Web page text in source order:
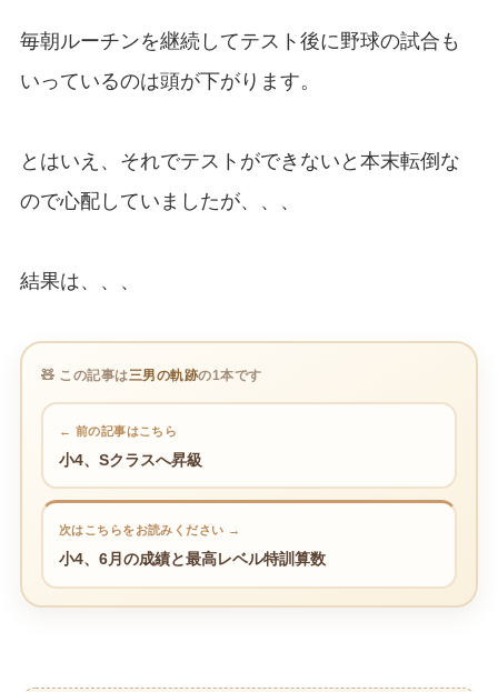
毎朝ルーチンを継続してテスト後に野球の試合も
いっているのは頭が下がります。
とはいえ、それでテストができないと本末転倒な
ので心配していましたが、、、
結果は、、、
🧸 この記事は三男の軌跡の1本です
← 前の記事はこちら
小4、Sクラスへ昇級
次はこちらをお読みください →
小4、6月の成績と最高レベル特訓算数